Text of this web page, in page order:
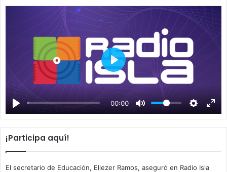
00:00
P
a
y
¡Participa aquí!
El secretario de Educación, Eliezer Ramos, aseguró en Radio Isla